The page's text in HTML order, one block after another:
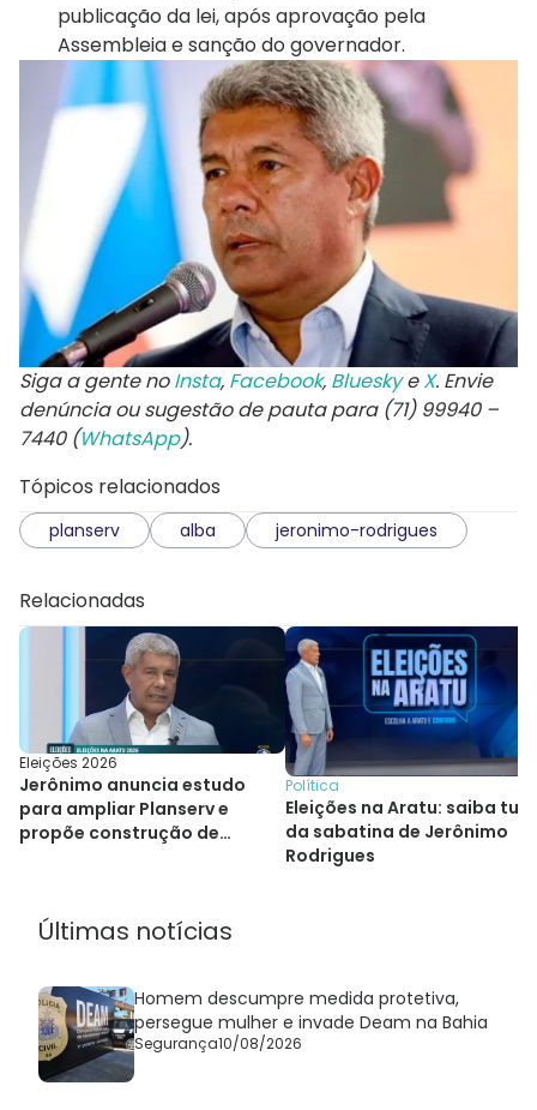
publicação da lei, após aprovação pela
Assembleia e sanção do governador.
Siga a gente noInsta, Facebook, BlueskyeX. Envie
denúncia ou sugestão de pauta para (71) 99940 –
7440 (WhatsApp).
Tópicos relacionados
planserv alba jeronimo-rodrigues
Relacionadas
Eleições 2026
Jerônimo anuncia estudo
para ampliar Planserv e
propõe construção de
Política
Eleições na Aratu: saiba
da sabatina de Jerônimo
Rodrigues
Últimas notícias
Homem descumpre medida protetiva,
persegue mulher e invade Deam na Bahia
Segurança10/08/2026